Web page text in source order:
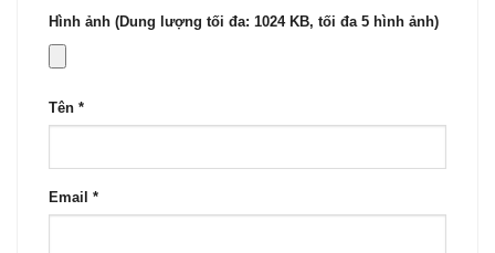
Hình ảnh (Dung lượng tối đa: 1024 KB, tối đa 5 hình ảnh)
Tên *
Email *